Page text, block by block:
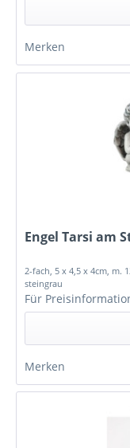
Merken
Engel Tarsi am
2-fach, 5 x 4,5 x 4cm, m.
steingrau
Für
Merken